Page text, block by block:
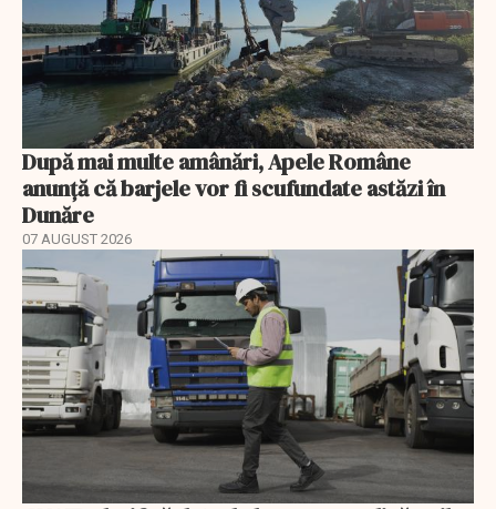
După mai multe amânări, Apele Române
anunță că barjele vor fi scufundate astăzi în
Dunăre
07 AUGUST 2026